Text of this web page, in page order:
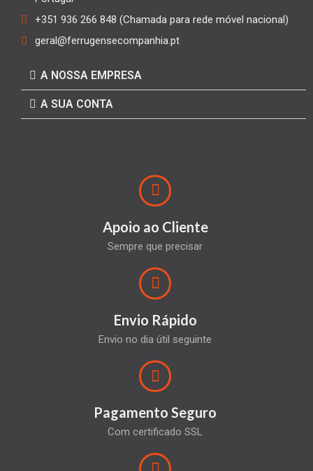
+351 936 266 848 (Chamada para rede móvel nacional)
geral@ferrugensecompanhia.pt
A NOSSA EMPRESA
A SUA CONTA
Apoio ao Cliente
Sempre que precisar
Envio Rápido
Envio no dia útil seguinte
Pagamento Seguro
Com certificado SSL